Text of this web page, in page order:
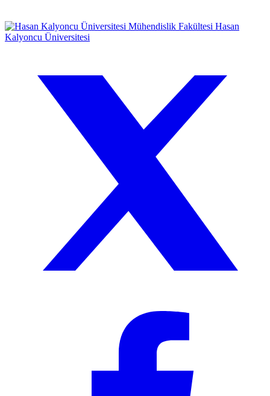
Mühendislik Fakültesi Hasan
Kalyoncu Üniversitesi